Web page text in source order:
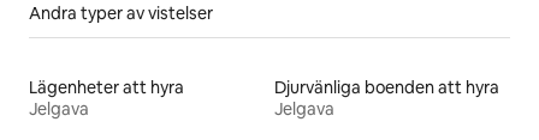
Andra typer av vistelser
Lägenheter att hyra
Jelgava
Djurvänliga boenden att hyra
Jelgava